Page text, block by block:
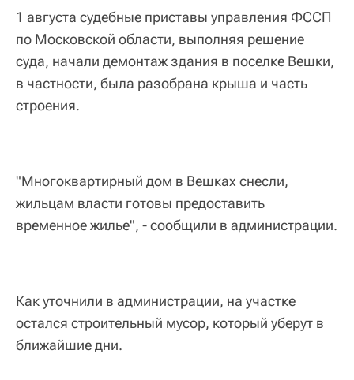
1 августа судебные приставы управления ФССП
по Московской области, выполняя решение
суда, начали демонтаж здания в поселке Вешки,
в частности, была разобрана крыша и часть
строения.
"Многоквартирный дом в Вешках снесли,
жильцам власти готовы предоставить
временное жилье", - сообщили в администрации.
Как уточнили в администрации, на участке
остался строительный мусор, который уберут в
ближайшие дни.